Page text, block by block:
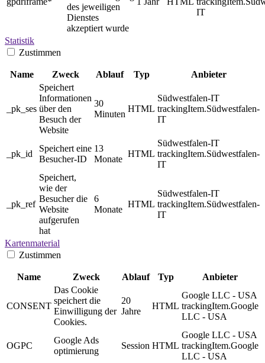
des jeweiligen
Dienstes
akzeptiert wurde
IT
Statistik
Zustimmen
Name Zweck Ablauf Typ Anbieter
_pk_ses
Speichert
Informationen
über den
Besuch der
Website
30
Minuten
HTML
Südwestfalen-IT
trackingItem.Südwestfalen-
IT
_pk_id
Speichert eine
Besucher-ID
13
Monate
HTML
Südwestfalen-IT
trackingItem.Südwestfalen-
IT
_pk_ref
Speichert,
wie der
Besucher die
Website
aufgerufen
hat
6
Monate
HTML
Südwestfalen-IT
trackingItem.Südwestfalen-
IT
Kartenmaterial
Zustimmen
Name Zweck Ablauf Typ Anbieter
CONSENT
Das Cookie
speichert die
Einwilligung der
Cookies.
20
Jahre
HTML
Google LLC - USA
trackingItem.Google
LLC - USA
OGPC
Google Ads
optimierung
Session HTML
Google LLC - USA
trackingItem.Google
LLC - USA